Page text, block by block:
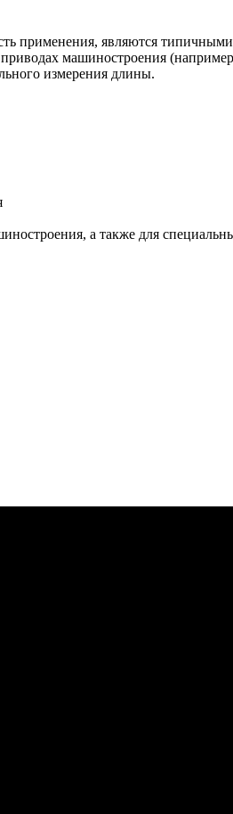
применения, являются
приводах машиностроения
измерения длины.
а также для